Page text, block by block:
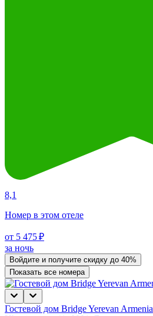
8,1
Номер в этом отеле
от 5 475 ₽
за ночь
Войдите и получите скидку до 40%
Показать все номера
Гостевой дом Bridge Yerevan Armenia